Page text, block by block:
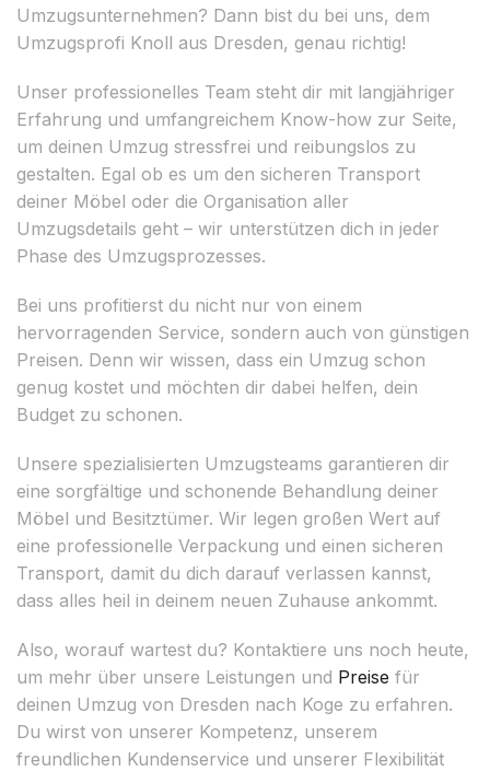
Umzugsunternehmen? Dann bist du bei uns, dem
Umzugsprofi Knoll aus Dresden, genau richtig!
Unser professionelles Team steht dir mit langjähriger
Erfahrung und umfangreichem Know-how zur Seite,
um deinen Umzug stressfrei und reibungslos zu
gestalten. Egal ob es um den sicheren Transport
deiner Möbel oder die Organisation aller
Umzugsdetails geht – wir unterstützen dich in jeder
Phase des Umzugsprozesses.
Bei uns profitierst du nicht nur von einem
hervorragenden Service, sondern auch von günstigen
Preisen. Denn wir wissen, dass ein Umzug schon
genug kostet und möchten dir dabei helfen, dein
Budget zu schonen.
Unsere spezialisierten Umzugsteams garantieren dir
eine sorgfältige und schonende Behandlung deiner
Möbel und Besitztümer. Wir legen großen Wert auf
eine professionelle Verpackung und einen sicheren
Transport, damit du dich darauf verlassen kannst,
dass alles heil in deinem neuen Zuhause ankommt.
Also, worauf wartest du? Kontaktiere uns noch heute,
um mehr über unsere Leistungen und Preise für
deinen Umzug von Dresden nach Koge zu erfahren.
Du wirst von unserer Kompetenz, unserem
freundlichen Kundenservice und unserer Flexibilität